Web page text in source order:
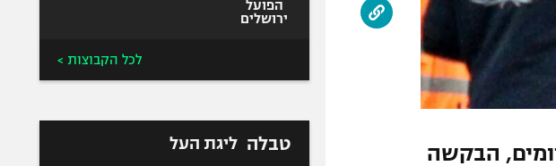
הבקשה
הפועל
ירושלים
לכל הקבוצות >
טבלה ליגת העל